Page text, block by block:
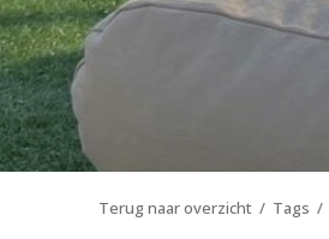
Terug naar overzicht Tags